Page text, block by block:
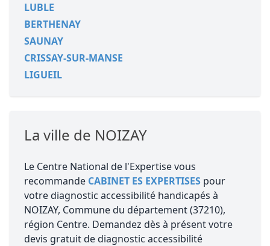
LUBLE
BERTHENAY
SAUNAY
CRISSAY-SUR-MANSE
LIGUEIL
La ville de NOIZAY
Le Centre National de l'Expertise vous
recommande CABINET ES EXPERTISES pour
votre diagnostic accessibilité handicapés à
NOIZAY, Commune du département (37210),
région Centre. Demandez dès à présent votre
devis gratuit de diagnostic accessibilité